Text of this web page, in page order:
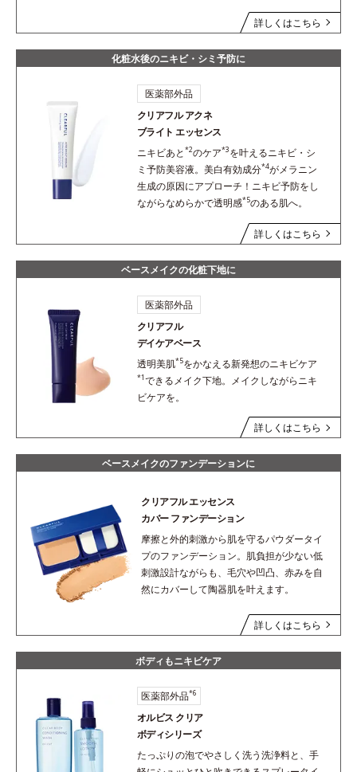
詳しくはこちら
化粧水後のニキビ・シミ予防に
医薬部外品
クリアフル アクネ
ブライト エッセンス
ニキビあと *2のケア*3を叶えるニキビ・シ
ミ予防美容液。美白有効成分*4がメラニン
生成の原因にアプローチ！ニキビ予防をし
ながらなめらかで透明感*5のある肌へ。
詳しくはこちら
ベースメイクの化粧下地に
医薬部外品
クリアフル
デイケアベース
透明美肌*5をかなえる新発想のニキビケア
*1できるメイク下地。メイクしながらニキ
ビケアを。
詳しくはこちら
ベースメイクのファンデーションに
クリアフル エッセンス
カバー ファンデーション
摩擦と外的刺激から肌を守るパウダータイ
プのファンデーション。肌負担が少ない低
刺激設計ながらも、毛穴や凹凸、赤みを自
然にカバーして陶器肌を叶えます。
詳しくはこちら
ボディもニキビケア
医薬部外品*6
オルビス クリア
ボディシリーズ
たっぷりの泡でやさしく洗う洗浄料と、手